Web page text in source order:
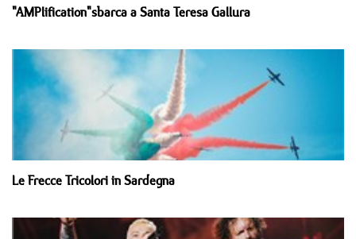
"AMPlification"sbarca a Santa Teresa Gallura
Le Frecce Tricolori in Sardegna